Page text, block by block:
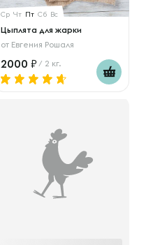
Ср Чт Пт Сб Вс
Цыплята для жарки
от Евгения Рошаля
2000 / 2 кг.